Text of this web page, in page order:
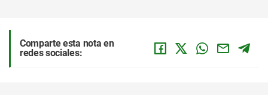
Comparte esta nota en
redes sociales: